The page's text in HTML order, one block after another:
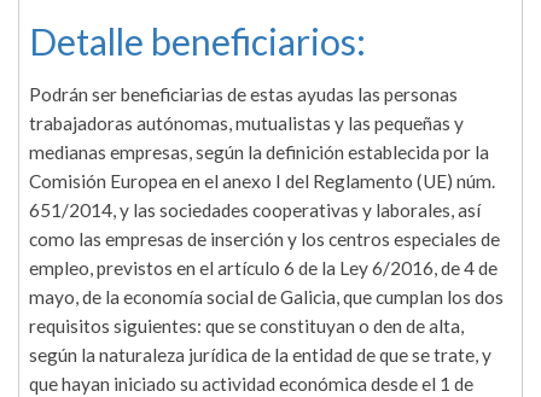
Detalle beneficiarios:
Podrán ser beneficiarias de estas ayudas las personas
trabajadoras autónomas, mutualistas y las pequeñas y
medianas empresas, según la definición establecida por la
Comisión Europea en el anexo I del Reglamento (UE) núm.
651/2014, y las sociedades cooperativas y laborales, así
como las empresas de inserción y los centros especiales de
empleo, previstos en el artículo 6 de la Ley 6/2016, de 4 de
mayo, de la economía social de Galicia, que cumplan los dos
requisitos siguientes: que se constituyan o den de alta,
según la naturaleza jurídica de la entidad de que se trate, y
que hayan iniciado su actividad económica desde el 1 de